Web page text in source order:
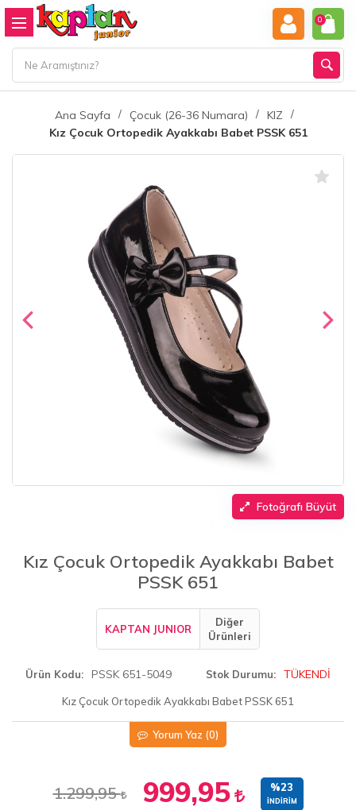
0
Ana Sayfa Çocuk (26-36 Numara)
KIZ
Kız Çocuk Ortopedik Ayakkabı Babet PSSK 651
Fotoğrafı Büyüt
Kız Çocuk Ortopedik Ayakkabı Babet
PSSK 651
KAPTAN JUNIOR
Diğer
Ürünleri
Ürün Kodu PSSK 651-5049 Stok Durumu TÜKENDİ
Kız Çocuk Ortopedik Ayakkabı Babet PSSK 651
Yorum Yaz (0)
1.299,95 999,95 %23
İNDIRIM